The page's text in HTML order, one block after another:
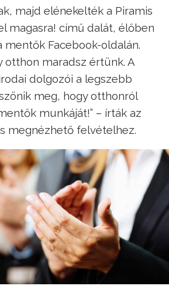
majd elénekelték a Piramis
magasra! című dalát, élőben
mentők Facebook-oldalán.
otthon maradsz értünk. A
dolgozói a legszebb
meg, hogy otthonról
munkáját!” – írták az
megnézhető felvételhez.